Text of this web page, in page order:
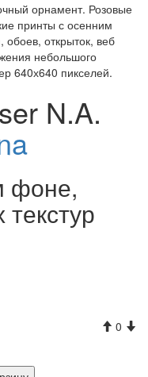
орнамент. Розовые
принты с осенним
обоев, открыток, веб
небольшого
640х640 пикселей.
фоне,
0